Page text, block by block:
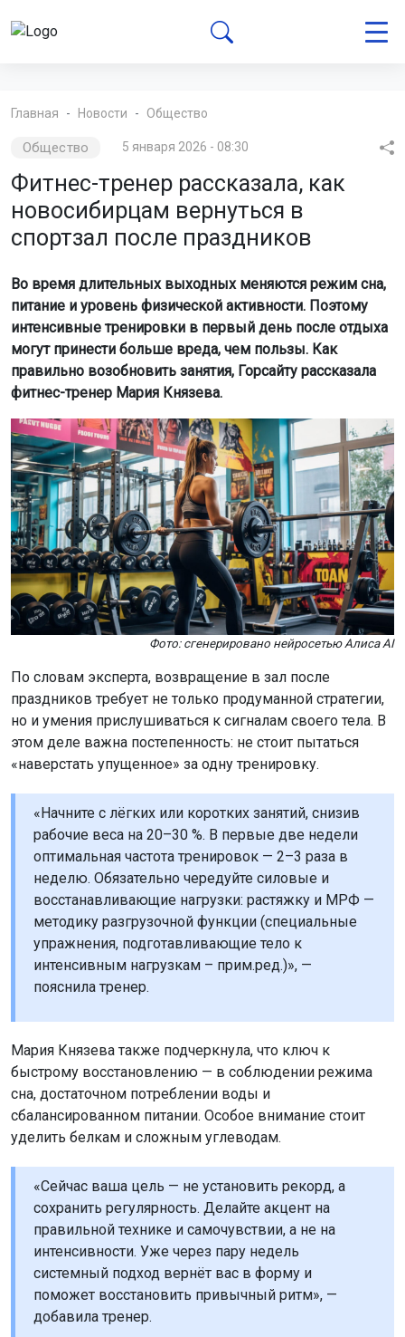
Главная Новости Общество
Общество 5 января 2026 - 08:30
Фитнес-тренер рассказала, как
новосибирцам вернуться в
спортзал после праздников
Во время длительных выходных меняются режим сна,
питание и уровень физической активности. Поэтому
интенсивные тренировки в первый день после отдыха
могут принести больше вреда, чем пользы. Как
правильно возобновить занятия, Горсайту рассказала
фитнес-тренер Мария Князева.
Фото: сгенерировано нейросетью Алиса AI
По словам эксперта, возвращение в зал после
праздников требует не только продуманной стратегии,
но и умения прислушиваться к сигналам своего тела. В
этом деле важна постепенность: не стоит пытаться
«наверстать упущенное» за одну тренировку.
«Начните с лёгких или коротких занятий, снизив
рабочие веса на 20–30 %. В первые две недели
оптимальная частота тренировок — 2–3 раза в
неделю. Обязательно чередуйте силовые и
восстанавливающие нагрузки: растяжку и МРФ —
методику разгрузочной функции (специальные
упражнения, подготавливающие тело к
интенсивным нагрузкам – прим.ред.)», —
пояснила тренер.
Мария Князева также подчеркнула, что ключ к
быстрому восстановлению — в соблюдении режима
сна, достаточном потреблении воды и
сбалансированном питании. Особое внимание стоит
уделить белкам и сложным углеводам.
«Сейчас ваша цель — не установить рекорд, а
сохранить регулярность. Делайте акцент на
правильной технике и самочувствии, а не на
интенсивности. Уже через пару недель
системный подход вернёт вас в форму и
поможет восстановить привычный ритм», —
добавила тренер.